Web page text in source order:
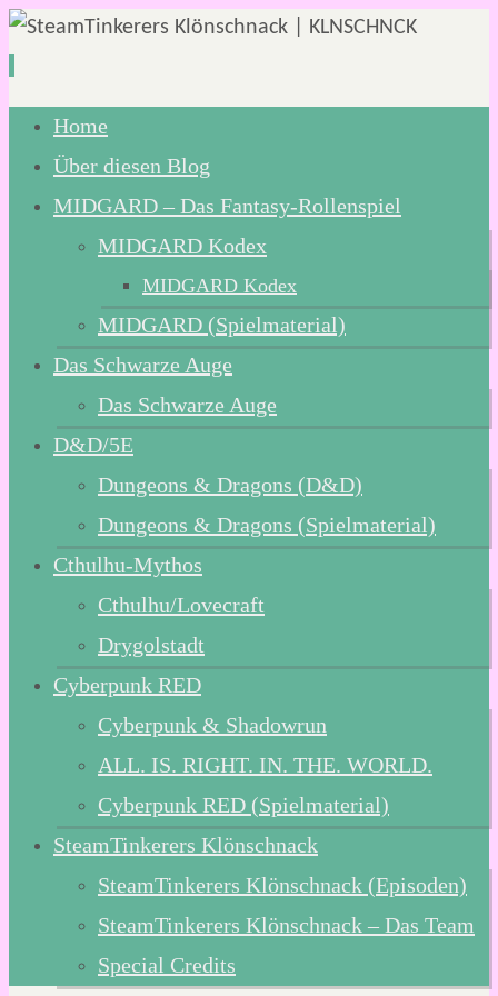
Zum
Inhalt
springen
Home
Über diesen Blog
MIDGARD – Das Fantasy-Rollenspiel
MIDGARD Kodex
MIDGARD Kodex
MIDGARD (Spielmaterial)
Das Schwarze Auge
Das Schwarze Auge
D&D/5E
Dungeons & Dragons (D&D)
Dungeons & Dragons (Spielmaterial)
Cthulhu-Mythos
Cthulhu/Lovecraft
Drygolstadt
Cyberpunk RED
Cyberpunk & Shadowrun
ALL. IS. RIGHT. IN. THE. WORLD.
Cyberpunk RED (Spielmaterial)
SteamTinkerers Klönschnack
SteamTinkerers Klönschnack (Episoden)
SteamTinkerers Klönschnack – Das Team
Special Credits